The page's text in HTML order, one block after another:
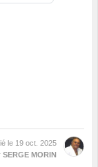
le 19 oct. 2025
SERGE MORIN